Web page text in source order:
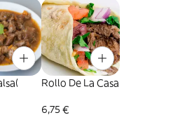
Rollo De La Casa
6,75 €